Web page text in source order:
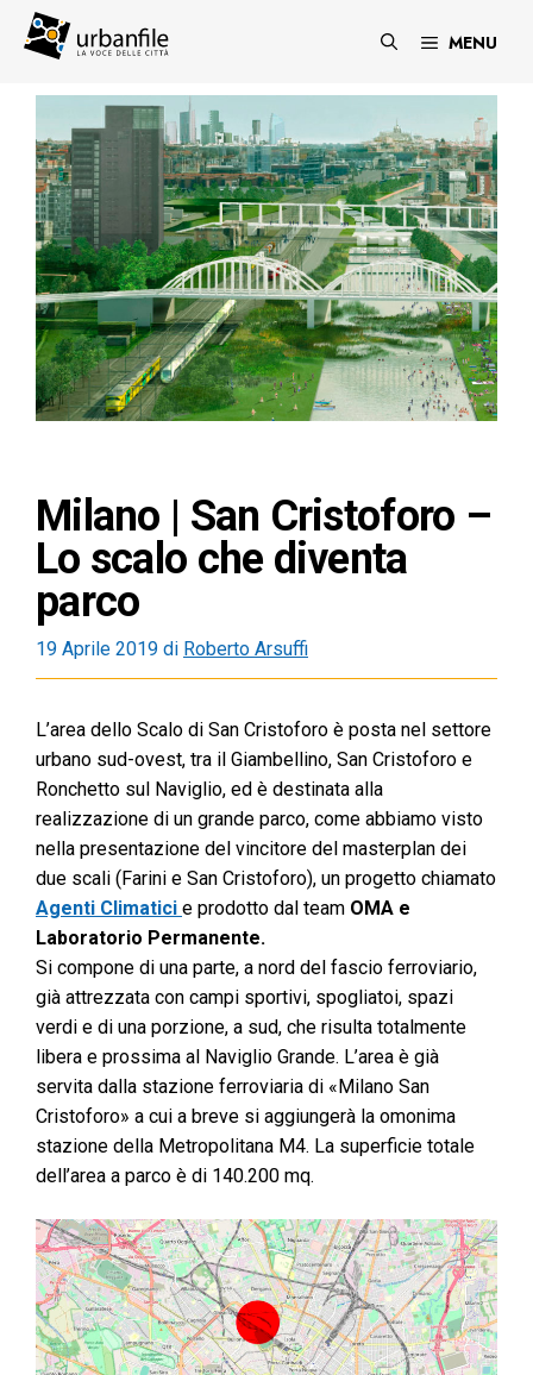
MENU
Milano | San Cristoforo –
Lo scalo che diventa
parco
19 Aprile 2019 di Roberto Arsuffi
L’area dello Scalo di San Cristoforo è posta nel settore
urbano sud-ovest, tra il Giambellino, San Cristoforo e
Ronchetto sul Naviglio, ed è destinata alla
realizzazione di un grande parco, come abbiamo visto
nella presentazione del vincitore del masterplan dei
due scali (Farini e San Cristoforo), un progetto chiamato
Agenti Climatici e prodotto dal team OMA e
Laboratorio Permanente.
Si compone di una parte, a nord del fascio ferroviario,
già attrezzata con campi sportivi, spogliatoi, spazi
verdi e di una porzione, a sud, che risulta totalmente
libera e prossima al Naviglio Grande. L’area è già
servita dalla stazione ferroviaria di «Milano San
Cristoforo» a cui a breve si aggiungerà la omonima
stazione della Metropolitana M4. La superficie totale
dell’area a parco è di 140.200 mq.